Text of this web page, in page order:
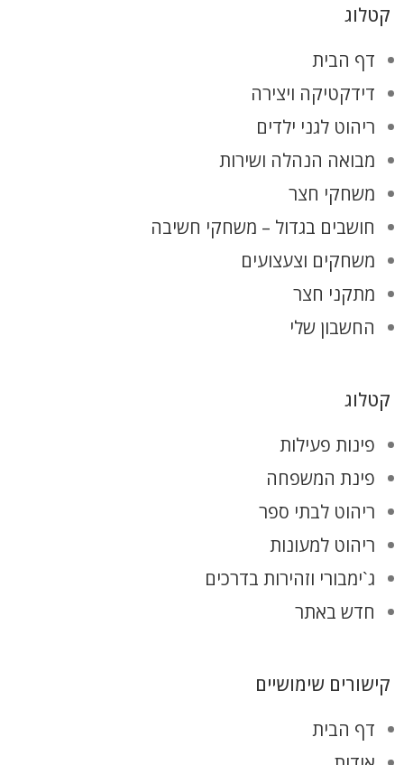
קטלוג
דף הבית
דידקטיקה ויצירה
ריהוט לגני ילדים
מבואה הנהלה ושירות
משחקי חצר
חושבים בגדול – משחקי חשיבה
משחקים וצעצועים
מתקני חצר
החשבון שלי
קטלוג
פינות פעילות
פינת המשפחה
ריהוט לבתי ספר
ריהוט למעונות
ג`ימבורי וזהירות בדרכים
חדש באתר
קישורים שימושיים
דף הבית